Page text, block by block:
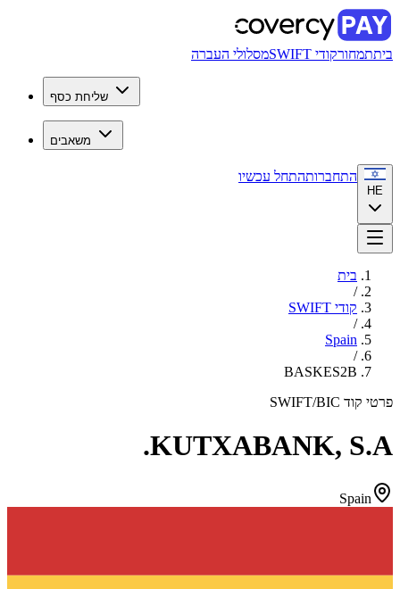
ביתתמחורקודי SWIFT מסלולי העברה
שליחת כסף
משאבים
HE
התחברותהתחל עכשיו
בית
/
קודי SWIFT
/
Spain
/
BASKES2B
פרטי קוד SWIFT/BIC
KUTXABANK, S.A.
Spain